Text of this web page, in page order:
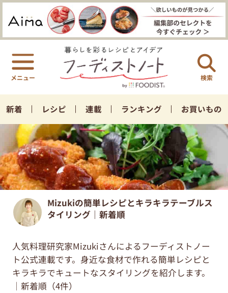
検索
新着 レシピ 連載 ランキング お買いもの
Mizukiの簡単レシピとキラキラテーブルス
タイリング｜新着順
人気料理研究家Mizukiさんによるフーディストノー
ト公式連載です。身近な食材で作れる簡単レシピと
キラキラでキュートなスタイリングを紹介します。
｜新着順（4件）